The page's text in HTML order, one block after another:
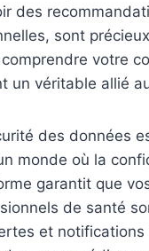
des
sont
votre
un véritable allié
des données
monde où la
garantit que
de santé
et